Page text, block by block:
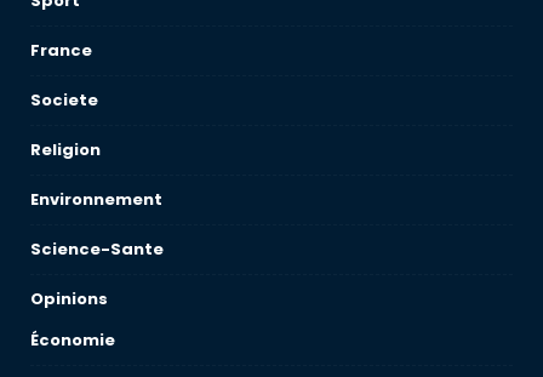
France
Societe
Religion
Environnement
Science-Sante
Opinions
Économie